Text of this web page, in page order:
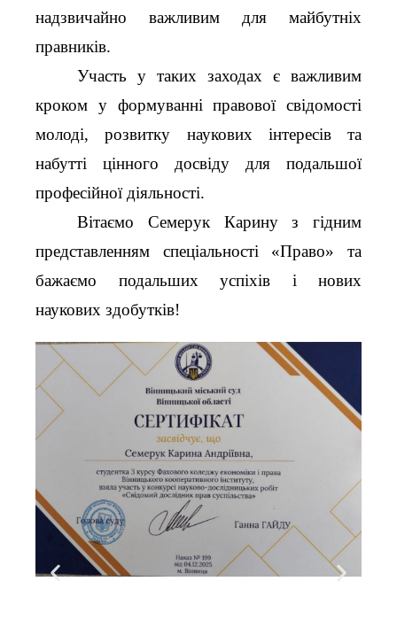
надзвичайно важливим для майбутніх
правників.
Участь у таких заходах є важливим
кроком у формуванні правової свідомості
молоді, розвитку наукових інтересів та
набутті цінного досвіду для подальшої
професійної діяльності.
Вітаємо Семерук Карину з гідним
представленням спеціальності «Право» та
бажаємо подальших успіхів і нових
наукових здобутків!